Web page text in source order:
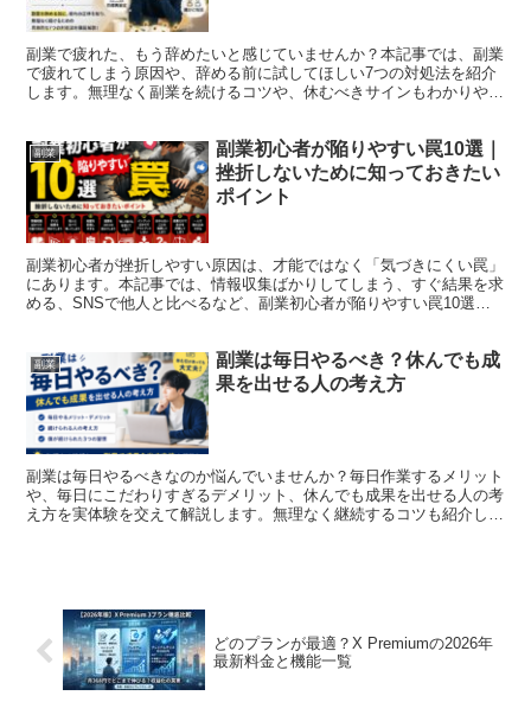
副業で疲れた、もう辞めたいと感じていませんか？本記事では、副業
で疲れてしまう原因や、辞める前に試してほしい7つの対処法を紹介
します。無理なく副業を続けるコツや、休むべきサインもわかりやす
副業
副業初心者が陥りやすい罠10選｜
挫折しないために知っておきたい
ポイント
副業初心者が挫折しやすい原因は、才能ではなく「気づきにくい罠」
にあります。本記事では、情報収集ばかりしてしまう、すぐ結果を求
める、SNSで他人と比べるなど、副業初心者が陥りやすい罠10選と
副業
副業は毎日やるべき？休んでも成
果を出せる人の考え方
副業は毎日やるべきなのか悩んでいませんか？毎日作業するメリット
や、毎日にこだわりすぎるデメリット、休んでも成果を出せる人の考
え方を実体験を交えて解説します。無理なく継続するコツも紹介しま
どのプランが最適？X Premiumの2026年
最新料金と機能一覧